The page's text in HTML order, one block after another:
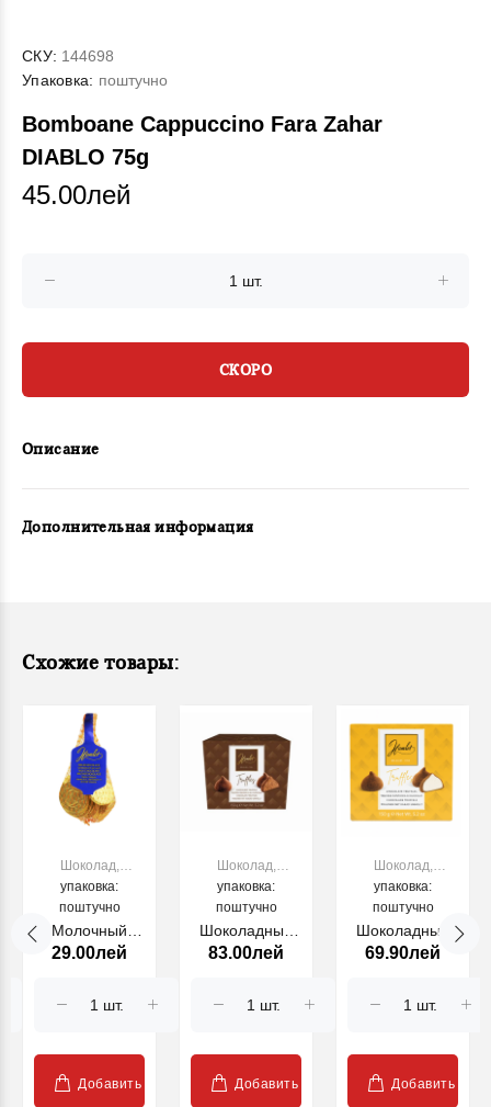
СКУ: 144698
Упаковка: поштучно
Bomboane Cappuccino Fara Zahar
DIABLO 75g
45.00лей
СКОРО
Описание
Дополнительная информация
Схожие товары:
Шоколад,
конфеты,
жевательная
резинка
упаковка:
поштучно
Молочный
шоколад
Coins 50 г
29.00лей
Добавить
Шоколад,
конфеты,
жевательная
резинка
упаковка:
поштучно
Шоколадные
трюфели какао
83.00лей
Добавить
Шоколад,
конфеты,
жевательная
резинка
упаковка:
поштучно
Шоколадные
трюфели какао
69.90лей
Добавить